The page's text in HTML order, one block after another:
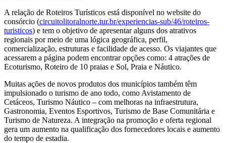
A relação de Roteiros Turísticos está disponível no website do
consórcio (circuitolitoralnorte.tur.br/experiencias-sub/46/roteiros-
turisticos) e tem o objetivo de apresentar alguns dos atrativos
regionais por meio de uma lógica geográfica, perfil,
comercialização, estruturas e facilidade de acesso. Os viajantes que
acessarem a página podem encontrar opções como: 4 atrações de
Ecoturismo, Roteiro de 10 praias e Sol, Praia e Náutico.
Muitas ações de novos produtos dos municípios também têm
impulsionado o turismo de ano todo, como Avistamento de
Cetáceos, Turismo Náutico – com melhoras na infraestrutura,
Gastronomia, Eventos Esportivos, Turismo de Base Comunitária e
Turismo de Natureza. A integração na promoção e oferta regional
gera um aumento na qualificação dos fornecedores locais e aumento
do tempo de estadia.